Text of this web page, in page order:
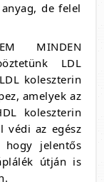
de felel
MINDEN
LDL
koleszterin
amelyek az
koleszterin
védi az egész
hogy jelentős
útján is